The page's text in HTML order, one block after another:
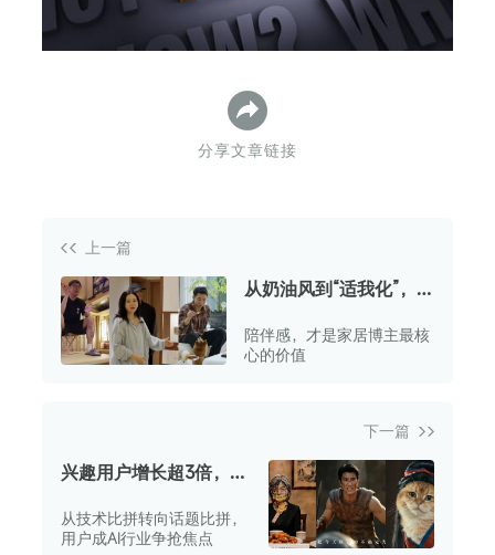
分享文章链接
上一篇
从奶油风到“适我化”，
道变迁 | 新榜对话
陪伴感，才是家居博主最核
心的价值
下一篇
兴趣用户增长超3倍，年
聊AI？
从技术比拼转向话题比拼，
用户成AI行业争抢焦点